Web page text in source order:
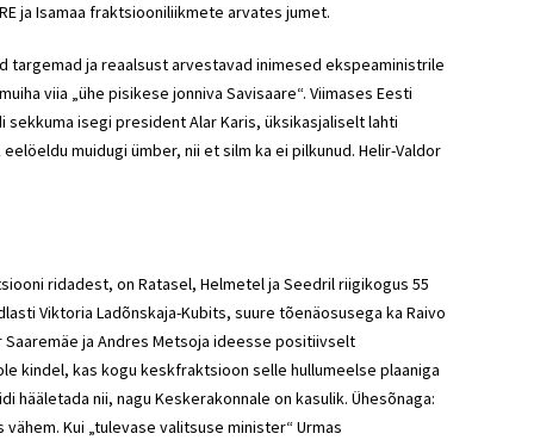
ja Isamaa fraktsiooniliikmete arvates jumet.
targemad ja reaalsust arvestavad inimesed ekspeaministrile
viia „ühe pisikese jonniva Savisaare“. Viimases Eesti
sekkuma isegi president Alar Karis, üksikasjaliselt lahti
muidugi ümber, nii et silm ka ei pilkunud. Helir-Valdor
ridadest, on Ratasel, Helmetel ja Seedril riigikogus 55
Viktoria Ladõnskaja-Kubits, suure tõenäosusega ka Raivo
Saaremäe ja Andres Metsoja ideesse positiivselt
kindel, kas kogu keskfraktsioon selle hullumeelse plaaniga
hääletada nii, nagu Keskerakonnale on kasulik. Ühesõnaga:
Kui „tulevase valitsuse minister“Urmas